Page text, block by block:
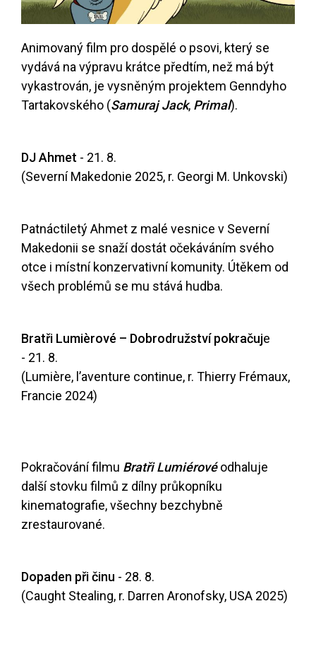
Animovaný film pro dospělé o psovi, který se
vydává na výpravu krátce předtím, než má být
vykastrován, je vysněným projektem Genndyho
Tartakovského (Samuraj Jack, Primal).
DJ Ahmet - 21. 8.
(Severní Makedonie 2025, r. Georgi M. Unkovski)
Patnáctiletý Ahmet z malé vesnice v Severní
Makedonii se snaží dostát očekáváním svého
otce i místní konzervativní komunity. Útěkem od
všech problémů se mu stává hudba.
Bratři Lumièrové – Dobrodružství pokračuje
- 21. 8.
(Lumière, l’aventure continue, r. Thierry Frémaux,
Francie 2024)
Pokračování filmu Bratři Lumiérovéodhaluje
další stovku filmů z dílny průkopníku
kinematografie, všechny bezchybně
zrestaurované.
Dopaden při činu - 28. 8.
(Caught Stealing, r. Darren Aronofsky, USA 2025)